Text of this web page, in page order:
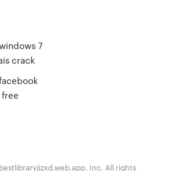
7
crack
Inc. All rights